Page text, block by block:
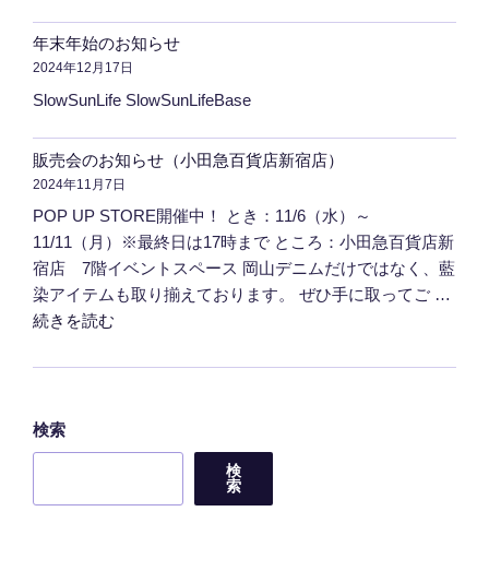
替
え"
年末年始のお知らせ
2024年12月17日
SlowSunLife SlowSunLifeBase
販売会のお知らせ（小田急百貨店新宿店）
2024年11月7日
POP UP STORE開催中！ とき：11/6（水）～
11/11（月）※最終日は17時まで ところ：小田急百貨店新
宿店 7階イベントスペース 岡山デニムだけではなく、藍
染アイテムも取り揃えております。 ぜひ手に取ってご …
"販
会
お
知
せ
続きを読む
検索
検
索